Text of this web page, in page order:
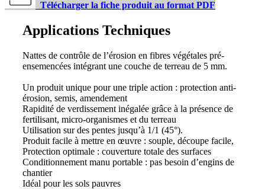
Télécharger la fiche produit au format PDF
Applications Techniques
Nattes de contrôle de l’érosion en fibres végétales pré-
ensemencées intégrant une couche de terreau de 5 mm.
Un produit unique pour une triple action : protection anti-
érosion, semis, amendement
Rapidité de verdissement inégalée grâce à la présence de
fertilisant, micro-organismes et du terreau
Utilisation sur des pentes jusqu’à 1/1 (45°).
Produit facile à mettre en œuvre : souple, découpe facile,
Protection optimale : couverture totale des surfaces
Conditionnement manu portable : pas besoin d’engins de
chantier
Idéal pour les sols pauvres